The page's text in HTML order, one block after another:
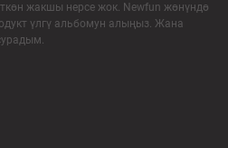
жакшы нерсе жок. Newfun жөнүндө
үлгү альбомун алыңыз. Жана